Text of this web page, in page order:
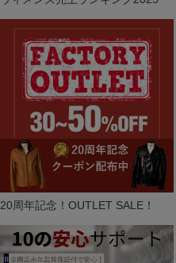
20周年記念！OUTLET SALE！